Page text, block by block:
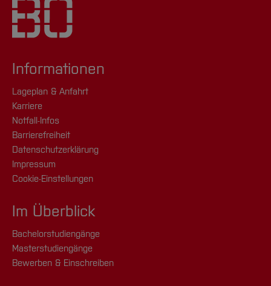
Informationen
Lageplan & Anfahrt
Karriere
Notfall-Infos
Barrierefreiheit
Datenschutzerklärung
Impressum
Cookie-Einstellungen
Im Überblick
Bachelorstudiengänge
Masterstudiengänge
Bewerben & Einschreiben